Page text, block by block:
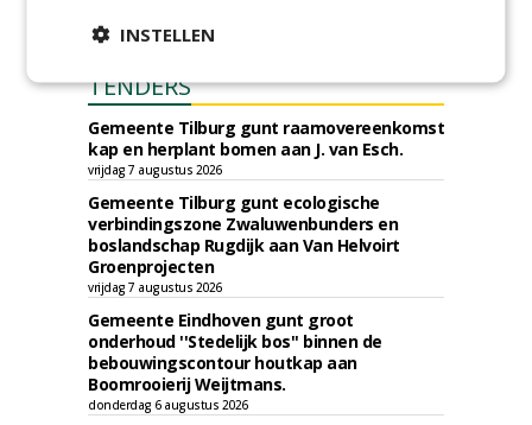
TENDERS
Gemeente Tilburg gunt raamovereenkomst
kap en herplant bomen aan J. van Esch.
vrijdag 7 augustus 2026
Gemeente Tilburg gunt ecologische
verbindingszone Zwaluwenbunders en
boslandschap Rugdijk aan Van Helvoirt
Groenprojecten
vrijdag 7 augustus 2026
Gemeente Eindhoven gunt groot
onderhoud ''Stedelijk bos'' binnen de
bebouwingscontour houtkap aan
Boomrooierij Weijtmans.
donderdag 6 augustus 2026
INSTELLEN